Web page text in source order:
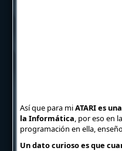
Así que para miATARI es
la Informática, por eso en
programación en ella,
Un dato curioso es que